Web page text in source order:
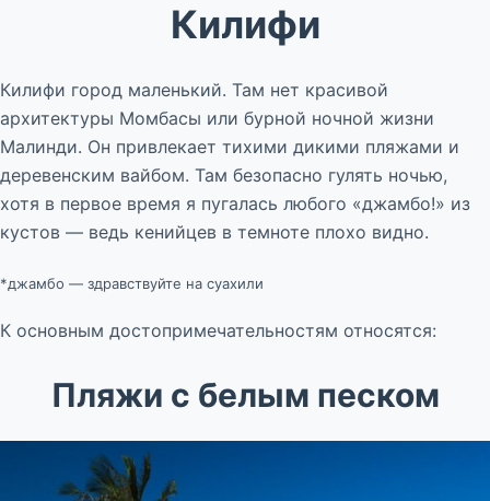
Килифи
Килифи город маленький. Там нет красивой
архитектуры Момбасы или бурной ночной жизни
Малинди. Он привлекает тихими дикими пляжами и
деревенским вайбом. Там безопасно гулять ночью,
хотя в первое время я пугалась любого «джамбо!» из
кустов — ведь кенийцев в темноте плохо видно.
*джамбо — здравствуйте на суахили
К основным достопримечательностям относятся:
Пляжи с белым песком